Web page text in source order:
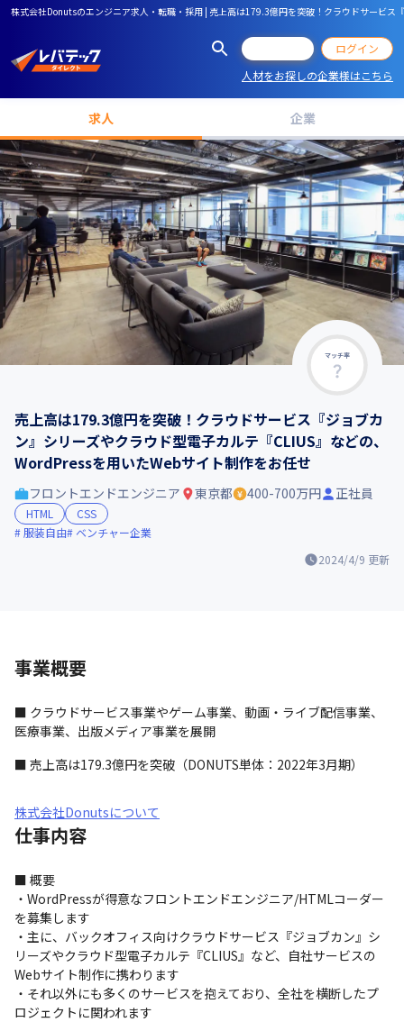
株式会社Donutsのエンジニア求人・転職・採用 | 売上高は179.3億円を突破！クラウドサービ
ログイン
人材をお探しの企業様はこちら
求人 企業
マッチ率
売上高は179.3億円を突破！クラウドサービス『ジョブカ
ン』シリーズやクラウド型電子カルテ『CLIUS』などの、
WordPressを用いたWebサイト制作をお任せ
2024/4/9 更新
フロントエンドエンジニア 東京都 400-700万円 正社員
HTML
CSS
服装自由
ベンチャー企業
事業概要
■ クラウドサービス事業やゲーム事業、動画・ライブ配信事業、
医療事業、出版メディア事業を展開
■ 売上高は179.3億円を突破（DONUTS単体：2022年3月期）
株式会社Donutsについて
仕事内容
■ 概要
・WordPressが得意なフロントエンドエンジニア/HTMLコーダー
を募集します
・主に、バックオフィス向けクラウドサービス『ジョブカン』シ
リーズやクラウド型電子カルテ『CLIUS』など、自社サービスの
Webサイト制作に携わります
・それ以外にも多くのサービスを抱えており、全社を横断したプ
ロジェクトに関われます